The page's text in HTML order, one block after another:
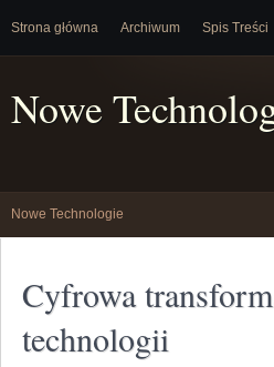
Strona główna Archiwum Spis Treści
Nowe
Nowe Technologie
Cyfrowa
technologii